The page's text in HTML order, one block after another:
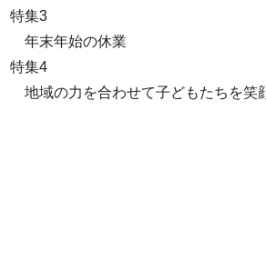
特集3
年末年始の休業
特集4
地域の力を合わせて子どもたちを笑